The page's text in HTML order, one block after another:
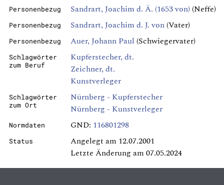
Personenbezug Sandrart, Joachim d. Ä. (1653 von) (Neffe)
Personenbezug Sandrart, Joachim d. J. von(Vater)
Personenbezug Auer, Johann Paul (Schwiegervater)
Schlagwörter
zum Beruf
Kupferstecher, dt.
Zeichner, dt.
Kunstverleger
Schlagwörter
zum Ort
Nürnberg - Kupferstecher
Nürnberg - Kunstverleger
Normdaten GND: 116801298
Status
Angelegt am 12.07.2001
Letzte Änderung am 07.05.2024